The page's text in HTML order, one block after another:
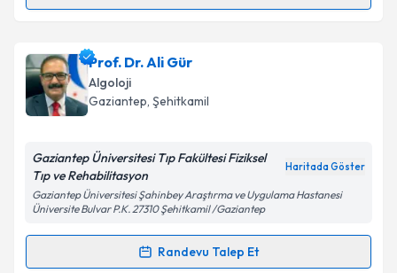
Dr. Dostali Aliyev için randevu takvimi talebi
oluşturun. Size bu uzmandan randevu almanız için bir
takvim hazırlandığında e-posta ile bilgilendireceğiz.
Kişisel verilerimin işlenmesine ilişkin
Metni'ni okudum ve kişisel verilerimin belirtilen
kapsamda işlenmesini kabul ediyorum.
Prof. Dr. Ali Gür
Algoloji
Gaziantep, Şehitkamil
Gaziantep Üniversitesi Tıp Fakültesi Fiziksel
Tıp ve Rehabilitasyon
Haritada Göster
Gaziantep Üniversitesi Şahinbey Araştırma ve Uygulama Hastanesi
Üniversite Bulvar P.K. 27310 Şehitkamil /Gaziantep
Randevu Talep Et
Randevu Takvimi Talebi